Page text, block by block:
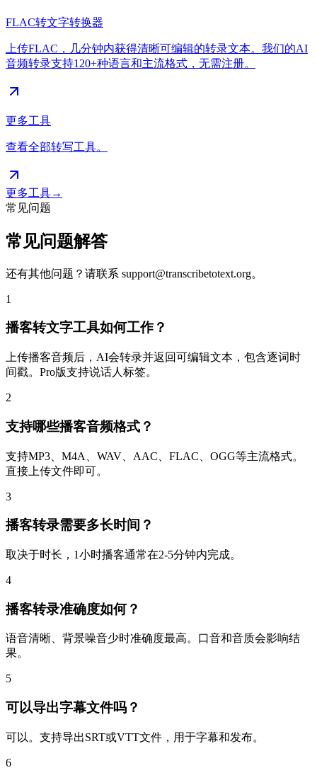
FLAC转文字转换器
上传FLAC，几分钟内获得清晰可编辑的转录文本。我们的AI
音频转录支持120+种语言和主流格式，无需注册。
更多工具
查看全部转写工具。
更多工具→
常见问题
常见问题解答
还有其他问题？请联系 support@transcribetotext.org。
1
播客转文字工具如何工作？
上传播客音频后，AI会转录并返回可编辑文本，包含逐词时
间戳。Pro版支持说话人标签。
2
支持哪些播客音频格式？
支持MP3、M4A、WAV、AAC、FLAC、OGG等主流格式。
直接上传文件即可。
3
播客转录需要多长时间？
取决于时长，1小时播客通常在2-5分钟内完成。
4
播客转录准确度如何？
语音清晰、背景噪音少时准确度最高。口音和音质会影响结
果。
5
可以导出字幕文件吗？
可以。支持导出SRT或VTT文件，用于字幕和发布。
6